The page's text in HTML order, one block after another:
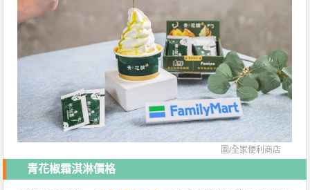
圖/全家便利商店
青花椒霜淇淋價格